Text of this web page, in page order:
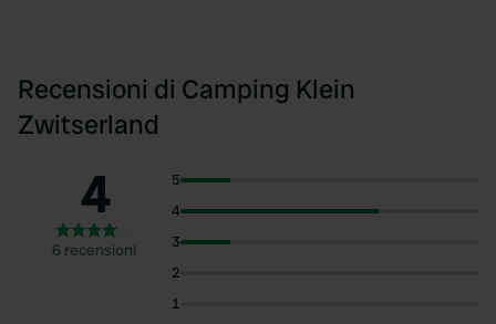
Recensioni di Camping Klein
Zwitserland
4
6 recensioni
5
4
3
2
1